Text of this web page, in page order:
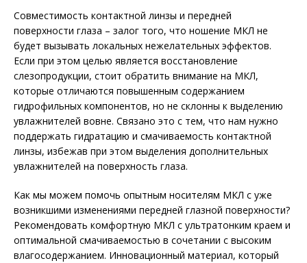
Совместимость контактной линзы и передней
поверхности глаза – залог того, что ношение МКЛ не
будет вызывать локальных нежелательных эффектов.
Если при этом целью является восстановление
слезопродукции, стоит обратить внимание на МКЛ,
которые отличаются повышенным содержанием
гидрофильных компонентов, но не склонны к выделению
увлажнителей вовне. Связано это с тем, что нам нужно
поддержать гидратацию и смачиваемость контактной
линзы, избежав при этом выделения дополнительных
увлажнителей на поверхность глаза.
Как мы можем помочь опытным носителям МКЛ с уже
возникшими изменениями передней глазной поверхности?
Рекомендовать комфортную МКЛ с ультратонким краем и
оптимальной смачиваемостью в сочетании с высоким
влагосодержанием. Инновационный материал, который